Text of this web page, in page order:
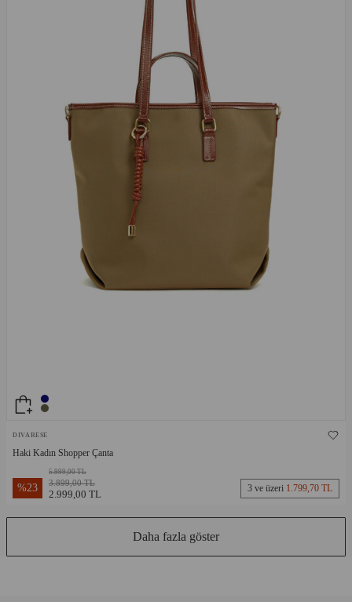
DIVARESE
Haki Kadın Shopper Çanta
%23
5.999,00 TL
3.899,00 TL
2.999,00 TL 3 ve üzeri 1.799,70 TL
Daha fazla göster